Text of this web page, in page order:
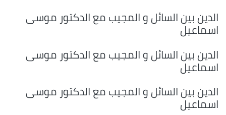
الدين بين السائل و المجيب مع الدكتور موسى
اسماعيل
الدين بين السائل و المجيب مع الدكتور موسى
اسماعيل
الدين بين السائل و المجيب مع الدكتور موسى
اسماعيل